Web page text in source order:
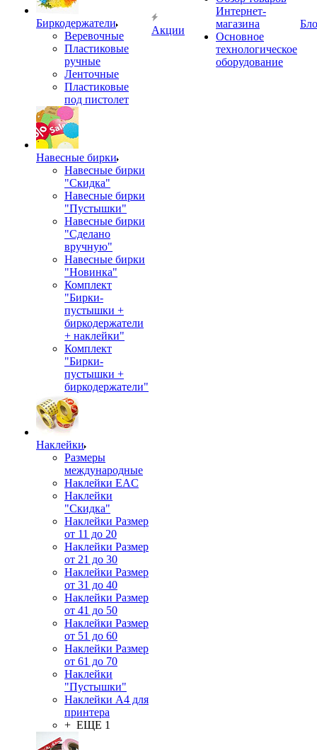
Биркодержатели
Веревочные
Пластиковые
ручные
Ленточные
Пластиковые
под пистолет
Навесные бирки
Навесные бирки
"Скидка"
Навесные бирки
"Пустышки"
Навесные бирки
"Сделано
вручную"
Навесные бирки
"Новинка"
Комплект
"Бирки-
пустышки +
биркодержатели
+ наклейки"
Комплект
"Бирки-
пустышки +
биркодержатели"
Наклейки
Размеры
международные
Наклейки EAC
Наклейки
"Скидка"
Наклейки Размер
от 11 до 20
Наклейки Размер
от 21 до 30
Наклейки Размер
от 31 до 40
Наклейки Размер
от 41 до 50
Наклейки Размер
от 51 до 60
Наклейки Размер
от 61 до 70
Наклейки
"Пустышки"
Наклейки А4 для
принтера
+ ЕЩЕ 1
Акции
Интернет-
магазина
Основное
технологическое
оборудование